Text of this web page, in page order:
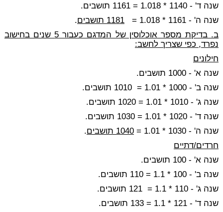
שנה ד' - 1140 * 1.018 = 1161 תושבים.
שנה ה' - 1161 * 1.018 =
1181 תושבים
.
ב. בדיקת מספר אוכלוסין של המדגם כעבור 5 שנים בחישוב
נפרד, כפי שצריך לחשב:
חילונים
שנה א' - 1000 תושבים.
שנה ב' - 1000 * 1.01 = 1010 תושבים.
שנה ג' - 1010 * 1.01 = 1020 תושבים.
שנה ד' - 1020 * 1.01 = 1030 תושבים.
שנה ה' - 1030 * 1.01 =
1040 תושבים
.
חרדים/דתיים
שנה א' - 100 תושבים.
שנה ב' - 100 * 1.1 = 110 תושבים.
שנה ג' - 110 * 1.1 = 121 תושבים.
שנה ד' - 121 * 1.1 = 133 תושבים.